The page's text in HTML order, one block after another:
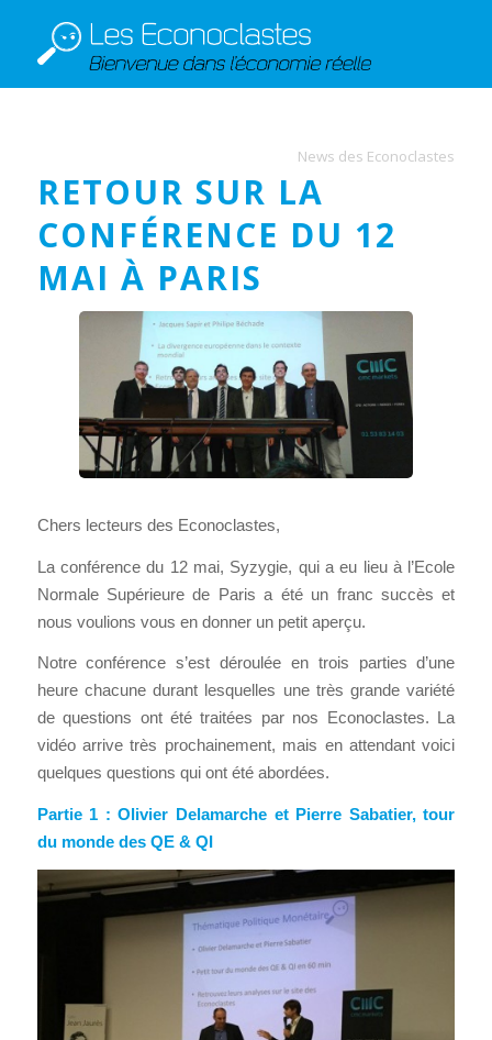
News des Econoclastes
RETOUR SUR LA
CONFÉRENCE DU 12
MAI À PARIS
Chers lecteurs des Econoclastes,
La conférence du 12 mai, Syzygie, qui a eu lieu à l’Ecole
Normale Supérieure de Paris a été un franc succès et
nous voulions vous en donner un petit aperçu.
Notre conférence s’est déroulée en trois parties d’une
heure chacune durant lesquelles une très grande variété
de questions ont été traitées par nos Econoclastes. La
vidéo arrive très prochainement, mais en attendant voici
quelques questions qui ont été abordées.
Partie 1 : Olivier Delamarche et Pierre Sabatier, tour
du monde des QE & QI